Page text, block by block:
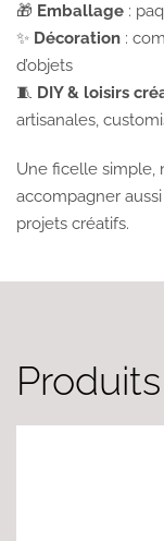
🎁 Emballage :
✨ Décoration :
d’objets
🧵 DIY & loisirs
artisanales,
Une ficelle simple,
accompagner
projets créatifs.